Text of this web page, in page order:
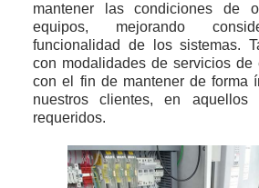
mantener las condiciones de
equipos, mejorando
funcionalidad de los sistemas.
con modalidades de servicios de
con el fin de mantener de forma
nuestros clientes, en aquellos
requeridos.